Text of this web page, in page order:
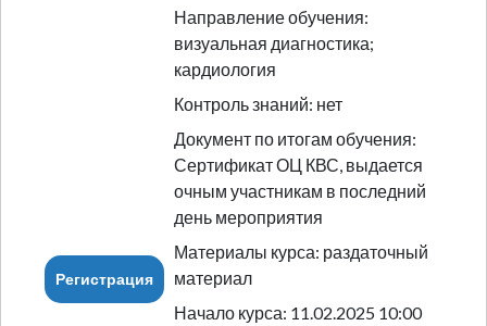
Направление обучения:
визуальная диагностика;
кардиология
Контроль знаний: нет
Документ по итогам обучения:
Сертификат ОЦ КВС, выдается
очным участникам в последний
день мероприятия
Материалы курса: раздаточный
материал
Регистрация
Начало курса: 11.02.2025 10:00